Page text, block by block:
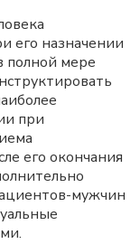
его назначении
полной мере
при
его окончания
мужчин